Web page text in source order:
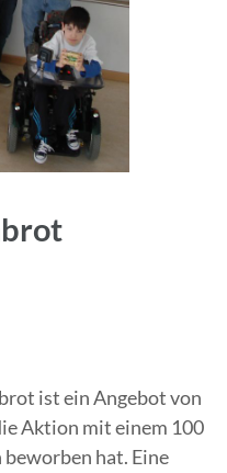
ist ein Angebot von
Aktion mit einem 100
hat. Eine